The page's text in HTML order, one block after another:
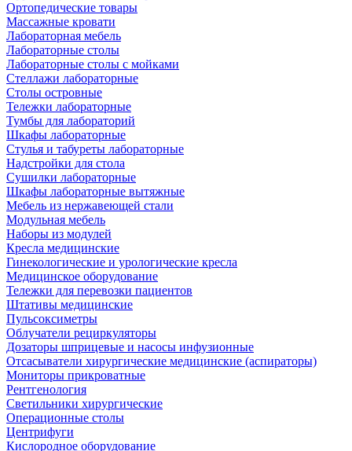
Ортопедические товары
Массажные кровати
Лабораторная мебель
Лабораторные столы
Лабораторные столы с мойками
Стеллажи лабораторные
Столы островные
Тележки лабораторные
Тумбы для лабораторий
Шкафы лабораторные
Стулья и табуреты лабораторные
Надстройки для стола
Сушилки лабораторные
Шкафы лабораторные вытяжные
Мебель из нержавеющей стали
Модульная мебель
Наборы из модулей
Кресла медицинские
Гинекологические и урологические кресла
Медицинское оборудование
Тележки для перевозки пациентов
Штативы медицинские
Пульсоксиметры
Облучатели рециркуляторы
Дозаторы шприцевые и насосы инфузионные
Отсасыватели хирургические медицинские (аспираторы)
Мониторы прикроватные
Рентгенология
Светильники хирургические
Операционные столы
Центрифуги
Кислородное оборудование